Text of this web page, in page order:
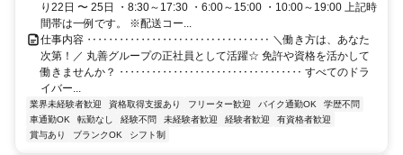
り22日 〜 25日 ・8:30～17:30 ・6:00～15:00 ・10:00～19:00 上記時
間帯は一例です。 ※配送コー...
仕事内容 ‥‥‥‥‥‥‥‥‥‥‥‥‥‥‥‥‥ ＼働き方は、あなた
次第！／ 丸善グループの正社員として活躍☆ 免許や資格を活かして
働きませんか？ ‥‥‥‥‥‥‥‥‥‥‥‥‥‥‥‥‥ すべてのドラ
イバー...
業界未経験者歓迎 資格取得支援あり フリーター歓迎 バイク通勤OK
学歴不問
車通勤OK
転勤なし 経験不問 未経験者歓迎 経験者歓迎
有資格者歓迎
賞与あり
ブランクOK シフト制